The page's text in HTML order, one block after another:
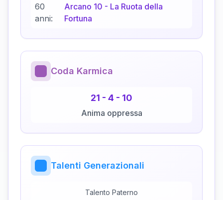
60
anni:
Arcano 10 - La Ruota della
Fortuna
Coda Karmica
21 - 4 - 10
Anima oppressa
Talenti Generazionali
Talento Paterno